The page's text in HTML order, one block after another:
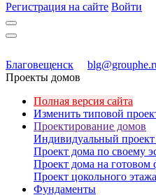
Регистрация на сайте Войти
Благовещенск
Проекты домов
Полная версия сайта
Изменить типовой
Проектирование домов
Индивидуальный проект
Проект дома по своему
Проект дома на готовом
Проект цокольного этажа
Фундаменты